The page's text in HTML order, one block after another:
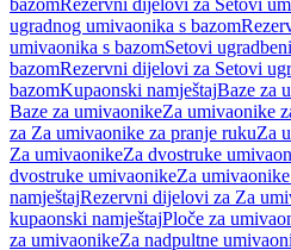
bazomRezervni dijelovi za Setovi
ugradnog umivaonika s bazom
umivaonika s bazomSetovi
bazomRezervni dijelovi za Setovi
bazomKupaonski namještajBaze za
Baze za umivaonikeZa umivaonike
za Za umivaonike za pranje rukuZa
Za umivaonikeZa dvostruke
dvostruke umivaonikeZa
namještajRezervni dijelovi za Za
kupaonski namještajPloče za
za umivaonikeZa nadpultne